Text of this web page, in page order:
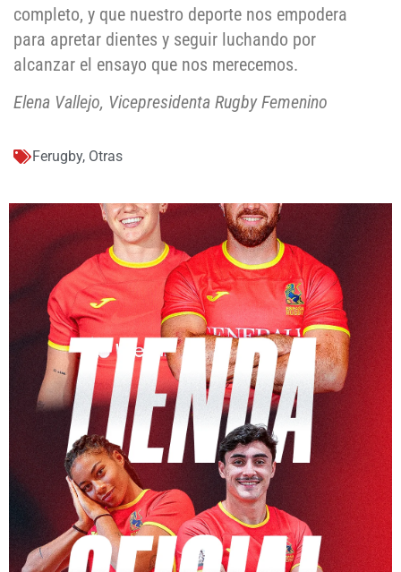
completo, y que nuestro deporte nos empodera
para apretar dientes y seguir luchando por
alcanzar el ensayo que nos merecemos.
Elena Vallejo, Vicepresidenta Rugby Femenino
Ferugby, Otras